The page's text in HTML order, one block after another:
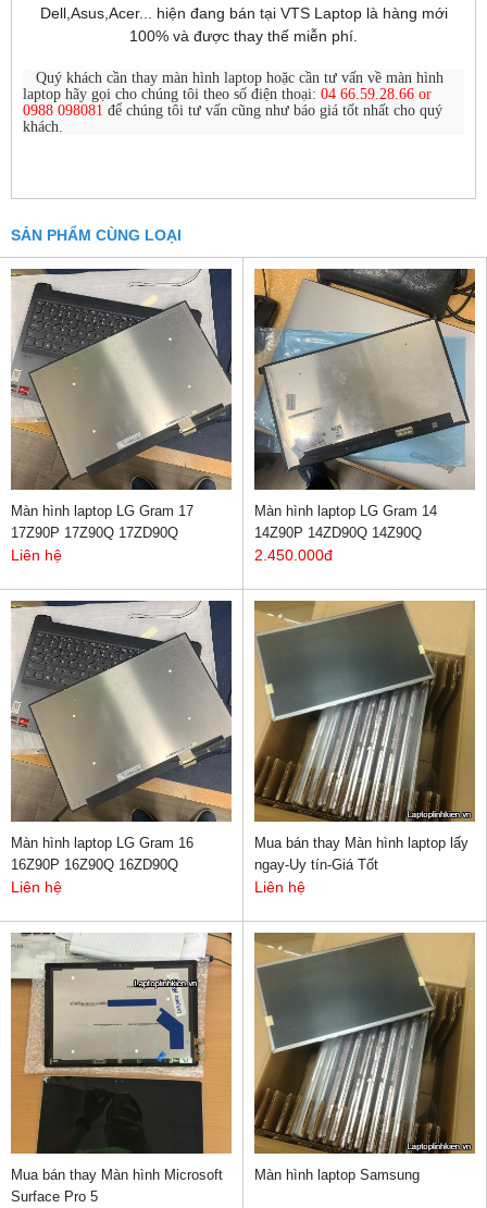
Dell,Asus,Acer... hiện đang bán tại VTS Laptop là hàng mới
100% và được thay thế miễn phí.
Quý khách cần thay màn hình laptop hoặc cần tư vấn về màn hình
laptop hãy gọi cho chúng tôi theo số điện thoại: 04 66.59.28.66 or
0988 098081 để chúng tôi tư vấn cũng như báo giá tốt nhất cho quý
khách.
SẢN PHẨM CÙNG LOẠI
Màn hình laptop LG Gram 17
17Z90P 17Z90Q 17ZD90Q
Liên hệ
Màn hình laptop LG Gram 14
14Z90P 14ZD90Q 14Z90Q
2.450.000đ
Màn hình laptop LG Gram 16
16Z90P 16Z90Q 16ZD90Q
Liên hệ
Mua bán thay Màn hình laptop lấy
ngay-Uy tín-Giá Tốt
Liên hệ
Mua bán thay Màn hình Microsoft
Surface Pro 5
Màn hình laptop Samsung